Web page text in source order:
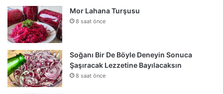
Mor Lahana Turşusu
8 saat önce
Soğanı Bir De Böyle Deneyin Sonuca
Şaşıracak Lezzetine Bayılacaksın
8 saat önce